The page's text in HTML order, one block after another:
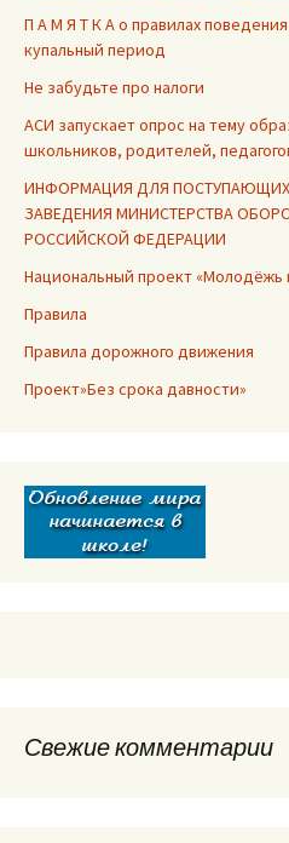
П А М Я Т К А о правилах
купальный период
Не забудьте про налоги
АСИ запускает опрос на тему
школьников, родителей,
ИНФОРМАЦИЯ ДЛЯ ПОСТУПАЮЩИХ
ЗАВЕДЕНИЯ МИНИСТЕРСТВА
РОССИЙСКОЙ ФЕДЕРАЦИИ
Национальный проект «Молодёжь
Правила
Правила дорожного движения
Проект»Без срока давности»
Свежие комментарии